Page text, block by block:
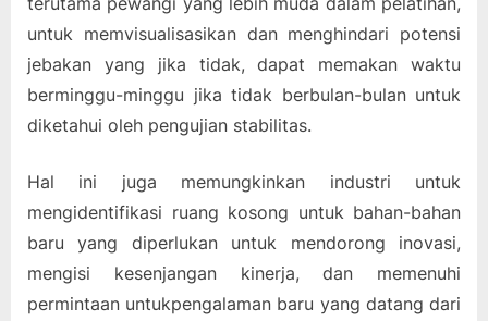
untuk memvisualisasikan dan menghindari potensi
jebakan yang jika tidak, dapat memakan waktu
berminggu-minggu jika tidak berbulan-bulan untuk
diketahui oleh pengujian stabilitas.
Hal ini juga memungkinkan industri untuk
mengidentifikasi ruang kosong untuk bahan-bahan
baru yang diperlukan untuk mendorong inovasi,
mengisi kesenjangan kinerja, dan memenuhi
permintaan untukpengalaman baru yang datang dari